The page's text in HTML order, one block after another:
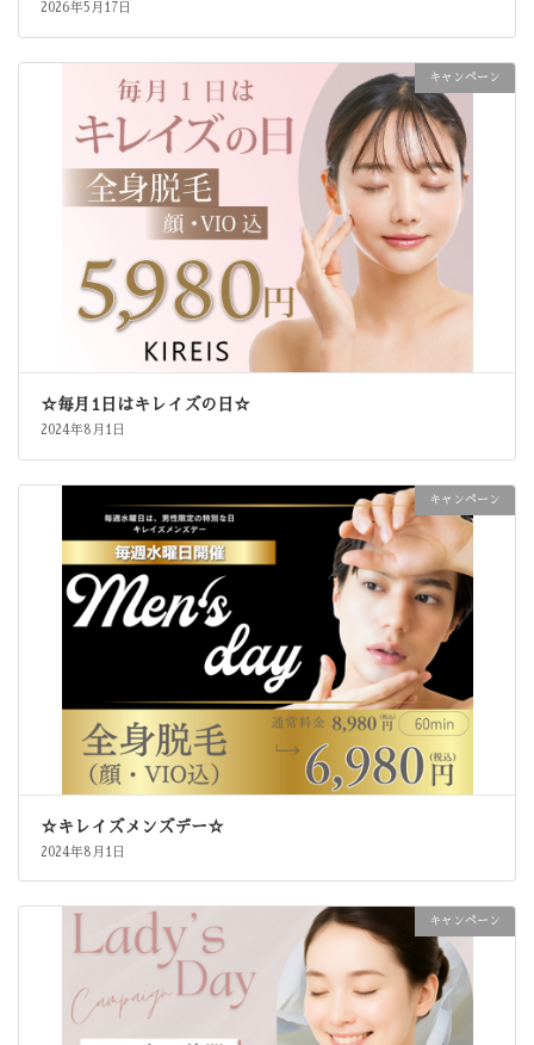
2026年5月17日
キャンペーン
☆毎月1日はキレイズの日☆
2024年8月1日
キャンペーン
☆キレイズメンズデー☆
2024年8月1日
キャンペーン